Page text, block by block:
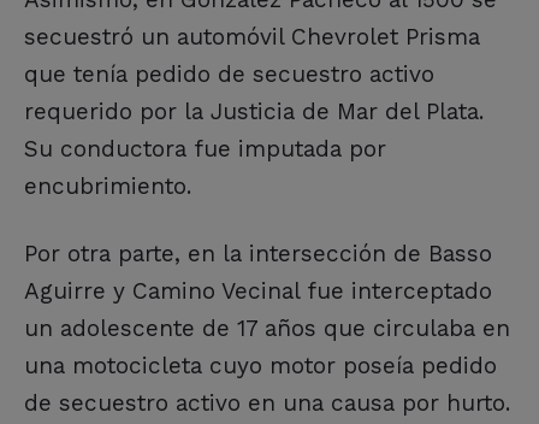
secuestró un automóvil Chevrolet Prisma
que tenía pedido de secuestro activo
requerido por la Justicia de Mar del Plata.
Su conductora fue imputada por
encubrimiento.
Por otra parte, en la intersección de Basso
Aguirre y Camino Vecinal fue interceptado
un adolescente de 17 años que circulaba en
una motocicleta cuyo motor poseía pedido
de secuestro activo en una causa por hurto.